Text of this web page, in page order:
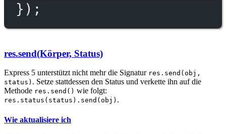
});
res.send(Körper, Status)
Express 5 unterstützt nicht mehr die Signatur res.send(obj,
status) . Setze stattdessen den Status und verkette ihn auf die
Methode res.send() wie folgt:
res.status(status).send(obj) .
Wie aktualisiere ich